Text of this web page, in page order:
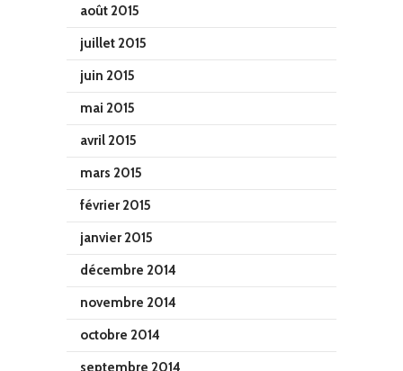
août 2015
juillet 2015
juin 2015
mai 2015
avril 2015
mars 2015
février 2015
janvier 2015
décembre 2014
novembre 2014
octobre 2014
septembre 2014